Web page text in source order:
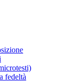
fedeltà